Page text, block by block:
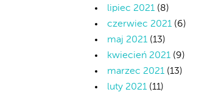
lipiec 2021 (8)
czerwiec 2021 (6)
maj 2021 (13)
kwiecień 2021 (9)
marzec 2021 (13)
luty 2021 (11)